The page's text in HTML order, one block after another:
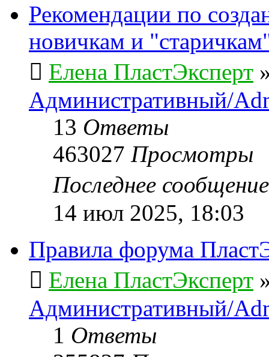
Рекомендации по
новичкам и
Елена ПластЭксперт
Административный/
13 Ответы
463027 Просмотры
Последнее
14 июл 2025, 18:03
Правила форума
Елена ПластЭксперт
Административный/
1 Ответы